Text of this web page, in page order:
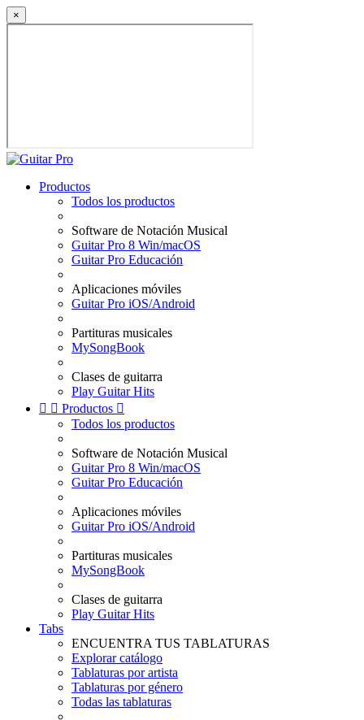
×
Productos
Todos los productos
Software de Notación Musical
Guitar Pro 8 Win/macOS
Guitar Pro Educación
Aplicaciones móviles
Guitar Pro iOS/Android
Partituras musicales
MySongBook
Clases de guitarra
Play Guitar Hits
  Productos 
Todos los productos
Software de Notación Musical
Guitar Pro 8 Win/macOS
Guitar Pro Educación
Aplicaciones móviles
Guitar Pro iOS/Android
Partituras musicales
MySongBook
Clases de guitarra
Play Guitar Hits
Tabs
ENCUENTRA TUS TABLATURAS
Explorar catálogo
Tablaturas por artista
Tablaturas por género
Todas las tablaturas